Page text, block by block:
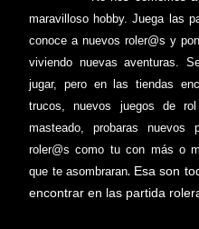
maravilloso hobby. Juega las
conoce a nuevos roler@s y
viviendo nuevas aventuras.
jugar, pero en las tiendas
trucos, nuevos juegos de
masteado, probaras
roler@s como tucon más o
que te asombraran. Esa son
encontrar en las partida